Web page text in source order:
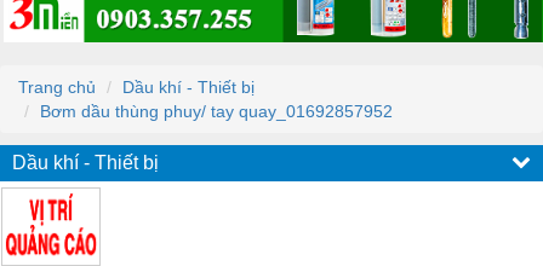
Trang chủ
Dầu khí - Thiết bị
Bơm dầu thùng phuy/ tay quay_01692857952
Dầu khí - Thiết bị